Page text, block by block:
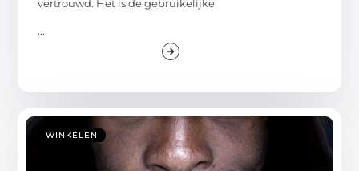
vertrouwd. Het is de gebruikelijke
...
WINKELEN